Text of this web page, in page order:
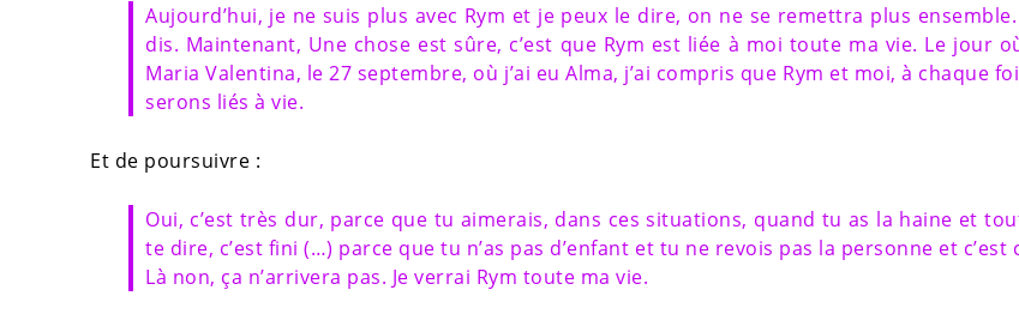
Aujourd’hui, je ne suis plus avec Rym et je peux le dire, on ne se remettra plus ensemble.
dis. Maintenant, Une chose est sûre, c’est que Rym est liée à moi toute ma vie. Le jour
Maria Valentina, le 27 septembre, où j’ai eu Alma, j’ai compris que Rym et moi, à chaque
serons liés à vie.
Et de poursuivre :
Oui, c’est très dur, parce que tu aimerais, dans ces situations, quand tu as la haine et
te dire, c’est fini (…) parce que tu n’as pas d’enfant et tu ne revois pas la personne et c’est
Là non, ça n’arrivera pas. Je verrai Rym toute ma vie.